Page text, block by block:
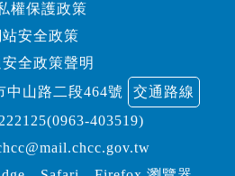
權保護政策
站安全政策
全政策聲明
中山路二段464號
交通路線
403519)